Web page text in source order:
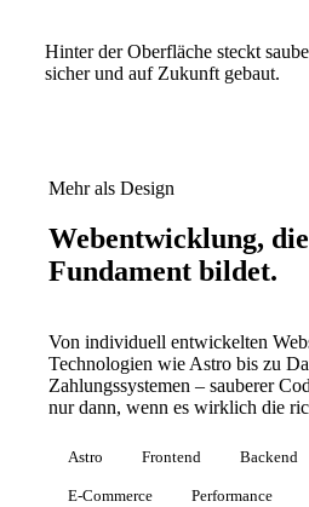
Hinter der Oberfläche steckt
sicher und auf Zukunft gebaut.
Mehr als Design
Webentwicklung,
Fundament bildet.
Von individuell entwickelten
Technologien wie Astro bis zu
Zahlungssystemen – sauberer
nur dann, wenn es wirklich die
Astro Frontend Backend
E-Commerce Performance